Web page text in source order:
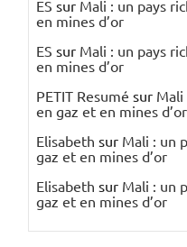
ES sur Mali : un pays
en mines d’or
ES sur Mali : un pays
en mines d’or
PETIT Resumé sur Mali
en gaz et en mines d’or
Elisabeth sur Mali : un
gaz et en mines d’or
Elisabeth sur Mali : un
gaz et en mines d’or